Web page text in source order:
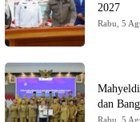
2027
Rabu, 5
dan
Rabu, 5